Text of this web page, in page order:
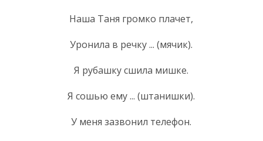
Наша Таня громко плачет,
Уронила в речку ... (мячик).
Я рубашку сшила мишке.
Я сошью ему ... (штанишки).
У меня зазвонил телефон.